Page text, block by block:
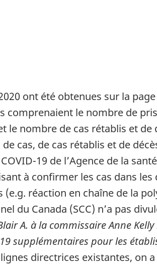
ont été obtenues sur la
comprenaient le nombre de
nombre de cas rétablis et de
cas, de cas rétablis et de
19 de l’Agence de la
à confirmer les cas dans
réaction en chaîne de la
du Canada (SCC) n’a pas
A. à la commissaire Anne
supplémentaires pour les
directrices existantes, on